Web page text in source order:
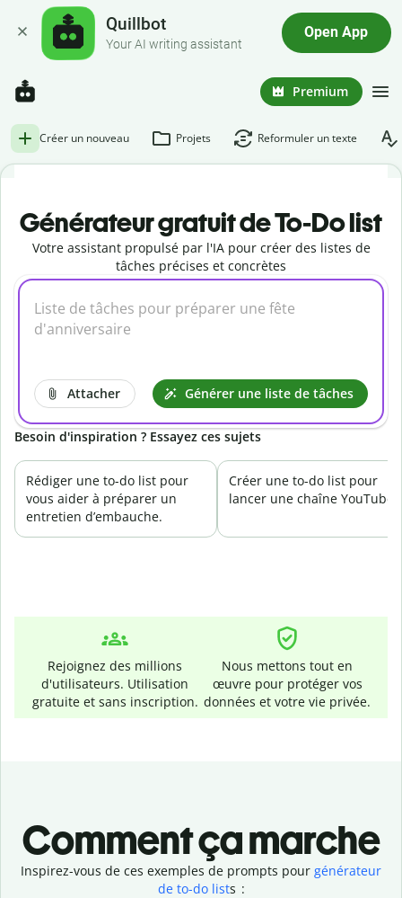
Quillbot
Your AI writing assistant
Open App
Premium
Créer un nouveau Projets Reformuler un texte
Générateur gratuit de To-Do list
Votre assistant propulsé par l'IA pour créer des listes de
tâches précises et concrètes
Attacher Générer une liste de tâches
Besoin d'inspiration ? Essayez ces sujets
Rédiger une to-do list pour
vous aider à préparer un
entretien d’embauche.
Créer une to-do list pour
lancer une chaîne YouTube.
Rejoignez des millions
d'utilisateurs. Utilisation
gratuite et sans inscription.
Nous mettons tout en
œuvre pour protéger vos
données et votre vie privée.
Comment ça marche
Inspirez-vous de ces exemples de prompts pour générateur
de to-do lists :